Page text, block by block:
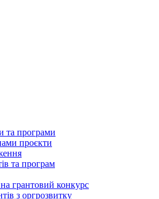
та програми
проєкти
та програм
грантовий конкурс
з оргрозвитку